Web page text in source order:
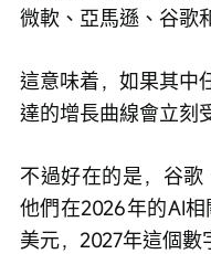
微軟、亞馬遜、谷歌
這意味着，如果其中
達的增長曲線會立刻
不過好在的是，谷歌
他們在2026年的AI
美元，2027年這個數